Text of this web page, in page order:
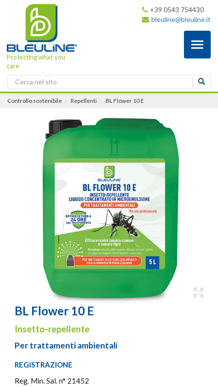
Protecting what you
care
+39 0543 754430
bleuline@bleuline.it
Controllo sostenibile Repellenti BL Flower 10 E
BL Flower 10 E
Insetto-repellente
Per trattamenti ambientali
REGISTRAZIONE
Reg. Min. Sal. n° 21452